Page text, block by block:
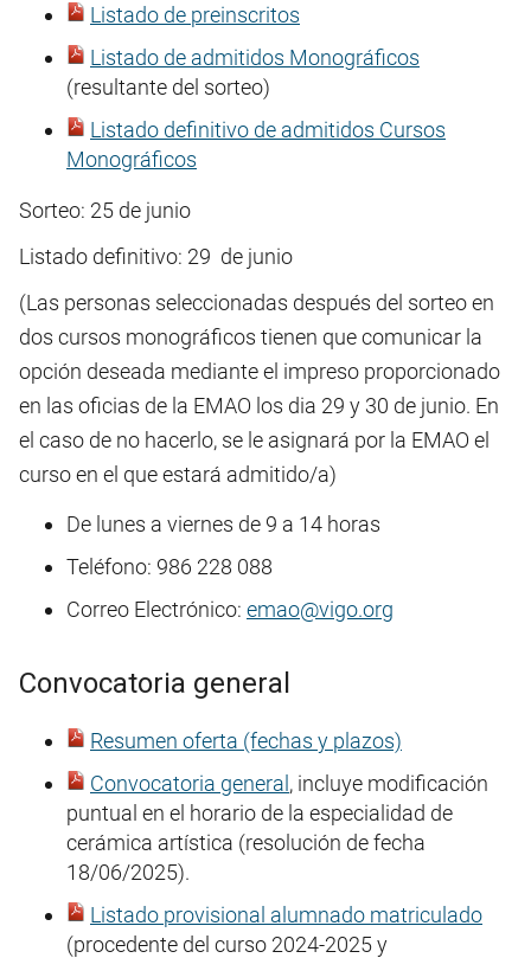
Listado de preinscritos
Listado de admitidos Monográficos
(resultante del sorteo)
Listado definitivo de admitidos Cursos
Monográficos
Sorteo: 25 de junio
Listado definitivo: 29 de junio
(Las personas seleccionadas después del sorteo en
dos cursos monográficos tienen que comunicar la
opción deseada mediante el impreso proporcionado
en las oficias de la EMAO los dia 29 y 30 de junio. En
el caso de no hacerlo, se le asignará por la EMAO el
curso en el que estará admitido/a)
De lunes a viernes de 9 a 14 horas
Teléfono: 986 228 088
Correo Electrónico: emao@vigo.org
Convocatoria general
Resumen oferta (fechas y plazos)
Convocatoria general, incluye modificación
puntual en el horario de la especialidad de
cerámica artística (resolución de fecha
18/06/2025).
Listado provisional alumnado matriculado
(procedente del curso 2024-2025 y